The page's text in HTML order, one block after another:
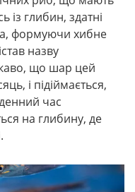
із глибин, здатні
формуючи хибне
назву
що шар цей
і підіймається,
час
на глибину, де